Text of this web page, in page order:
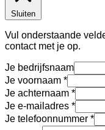
Sluiten
Vul onderstaande
contact met je op.
Je bedrijfsnaam
Je voornaam
Je achternaam
Je e-mailadres
Je telefoonnummer